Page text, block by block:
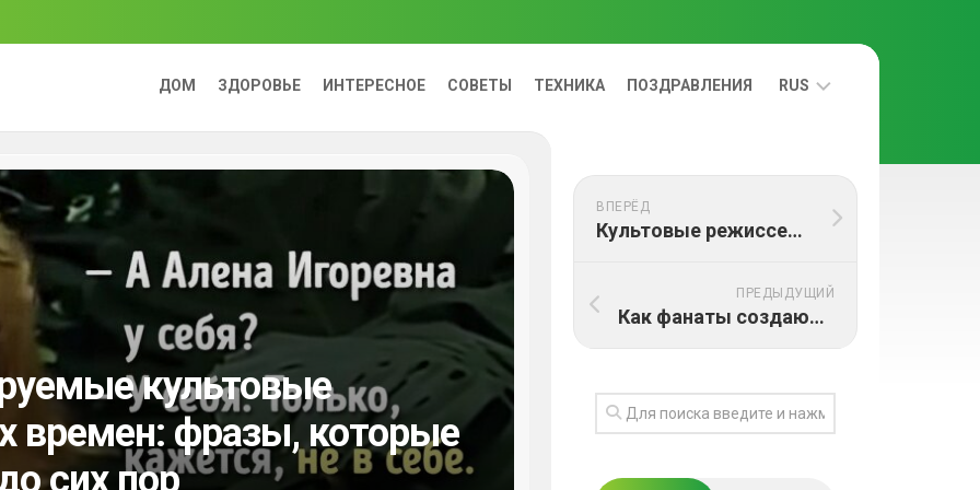
ДОМ ЗДОРОВЬЕ ИНТЕРЕСНОЕ СОВЕТЫ ТЕХНИКА ПОЗДРАВЛЕНИЯ RUS
УКРАЇНСЬКА
культовые
времен: фразы, которые
сих пор
ВПЕРЁД
Культовые режиссеры и их шедевры: Тарантино, Кубрик, Скорсезе и другие
ПРЕДЫДУЩИЙ
Как фанаты создают культ вокруг фильмов: от мерча до фанатских форумов